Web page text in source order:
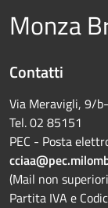
Monza
Contatti
Via Meravigli, 9/
Tel. 02 85151
PEC - Posta
(Mail non
Partita IVA e